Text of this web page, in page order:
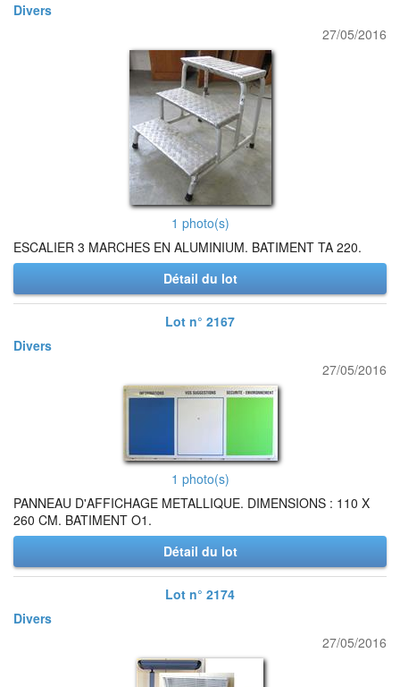
Divers
27/05/2016
1 photo(s)
ESCALIER 3 MARCHES EN ALUMINIUM. BATIMENT TA 220.
Détail du lot
Lot n° 2167
Divers
27/05/2016
1 photo(s)
PANNEAU D'AFFICHAGE METALLIQUE. DIMENSIONS : 110 X
260 CM. BATIMENT O1.
Détail du lot
Lot n° 2174
Divers
27/05/2016